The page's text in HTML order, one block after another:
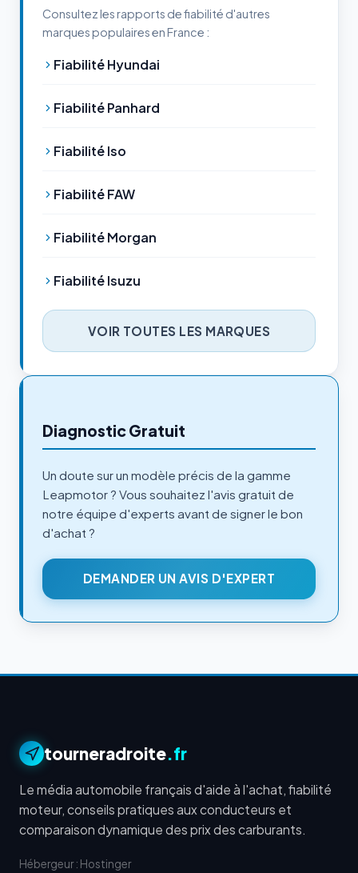
Consultez les rapports de fiabilité d'autres
marques populaires en France :
Fiabilité Hyundai
Fiabilité Panhard
Fiabilité Iso
Fiabilité FAW
Fiabilité Morgan
Fiabilité Isuzu
VOIR TOUTES LES MARQUES
Diagnostic Gratuit
Un doute sur un modèle précis de la gamme
Leapmotor ? Vous souhaitez l'avis gratuit de
notre équipe d'experts avant de signer le bon
d'achat ?
DEMANDER UN AVIS D'EXPERT
tourneradroite.fr
Le média automobile français d'aide à l'achat, fiabilité
moteur, conseils pratiques aux conducteurs et
comparaison dynamique des prix des carburants.
Hébergeur : Hostinger